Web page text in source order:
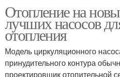
Отопление на
лучших насосов
отопления
Модель циркуляционного
принудительного контура
проектировщик отопительной